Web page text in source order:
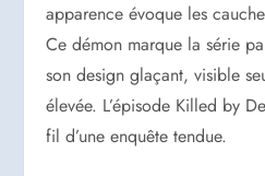
apparence évoque les
Ce démon marque la série
son design glaçant, visible
élevée. L’épisode Killed by
fil d’une enquête tendue.